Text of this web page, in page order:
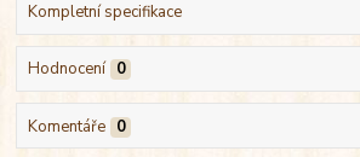
Kompletní specifikace
Hodnocení 0
Komentáře 0